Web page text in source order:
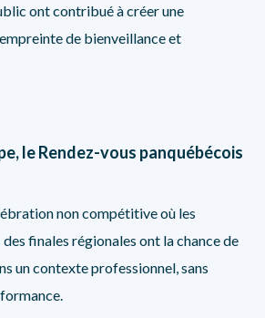
ont contribué à créer une
de bienveillance et
le Rendez-vous panquébécois
non compétitive où les
finales régionales ont la chance de
un contexte professionnel, sans